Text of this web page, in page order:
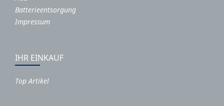
Batterieentsorgung
Impressum
IHR EINKAUF
Top Artikel